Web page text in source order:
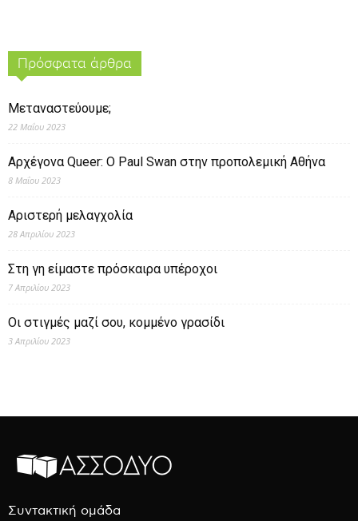
Πρόσφατα άρθρα
Μεταναστεύουμε;
22 Μαΐου 2023
Αρχέγονα Queer: O Paul Swan στην προπολεμική Αθήνα
8 Μαΐου 2023
Αριστερή μελαγχολία
28 Απριλίου 2023
Στη γη είμαστε πρόσκαιρα υπέροχοι
7 Απριλίου 2023
Οι στιγμές μαζί σου, κομμένο γρασίδι
3 Απριλίου 2023
Συντακτική ομάδα